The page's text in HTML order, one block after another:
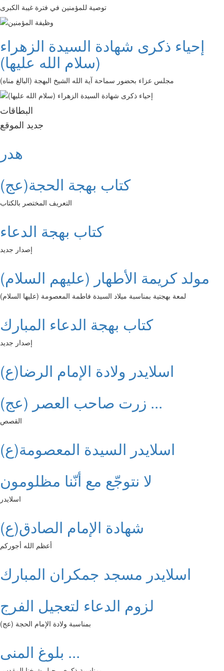
توصية للمؤمنين في فترة غيبة الكبرى
إحياء ذكرى شهادة السيدة الزهراء
(سلام الله عليها)
مجلس عزاء بحضور سماحة آية الله الشيخ البهجة (البالغ مناه)
البطاقات
جديد الموقع
هدر
كتاب بهجة الحجة(عج)
التعريف المختصر بالكتاب
كتاب بهجة الدعاء
إصدار جديد
مولد كريمة الأطهار (عليهم السلام)
لمعة بهجتية بمناسبة ميلاد السيدة فاطمة المعصومة (عليها السلام)
كتاب بهجة الدعاء المبارك
إصدار جديد
اسلايدر ولادة الإمام الرضا(ع)
زرت صاحب العصر (عج) ...
القصص
اسلايدر السيدة المعصومة(ع)
لا نتوجّع مع أنّنا مظلومون
اسلايدر
شهادة الإمام الصادق(ع)
أعظم الله أجوركم
اسلايدر مسجد جمكران المبارك
لزوم الدعاء لتعجيل الفرج
بمناسبة ولادة الإمام الحجة (عج)
بلوغ المنى ...